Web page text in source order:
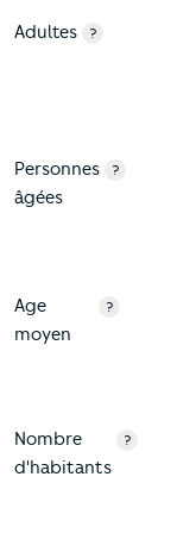
Adultes ?
Personnes
âgées
?
Age
moyen
?
Nombre
d'habitants
?